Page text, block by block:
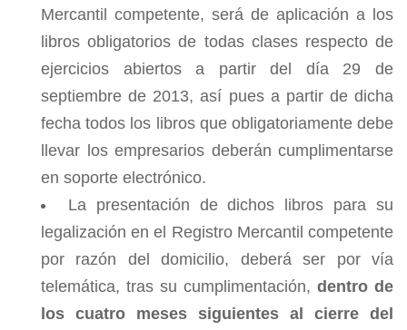
Mercantil competente, será de aplicación a los
libros obligatorios de todas clases respecto de
ejercicios abiertos a partir del día 29 de
septiembre de 2013, así pues a partir de dicha
fecha todos los libros que obligatoriamente debe
llevar los empresarios deberán cumplimentarse
en soporte electrónico.
La presentación de dichos libros para su
legalización en el Registro Mercantil competente
por razón del domicilio, deberá ser por vía
telemática, tras su cumplimentación, dentro de
los cuatro meses siguientes al cierre del